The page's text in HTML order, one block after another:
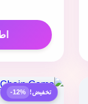
تخفيض! -12%